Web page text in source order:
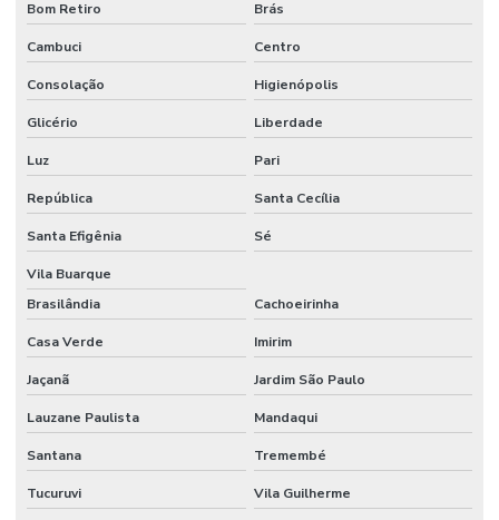
Fabricante de peças com router cnc
Gravação com router cnc
Locação de estandes para eventos
Locação de estandes para eventos
Locação de stand para eventos
Locação de stand de exibição para eventos
Locação de stand para feiras
Locação de stand para shopping
Locação de stand de vendas
Locação de stands
Locação de stands sp
Maquina de cortar pvc expandido
Montadora de estandes sp
Bom Retiro Brás
Cambuci Centro
Consolação Higienópolis
Glicério Liberdade
Luz Pari
República Santa Cecília
Santa Efigênia Sé
Vila Buarque
Brasilândia
Cachoeirinha
Casa Verde Imirim
Jaçanã Jardim São Paulo
Lauzane Paulista Mandaqui
Santana Tremembé
Tucuruvi Vila Guilherme